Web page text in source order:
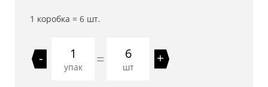
1 коробка = 6 шт.
-
упак = 6
шт
+